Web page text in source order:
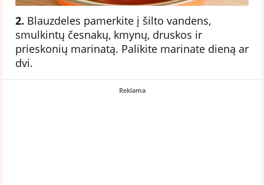
2. Blauzdeles pamerkite į šilto vandens,
smulkintų česnakų, kmynų, druskos ir
prieskonių marinatą. Palikite marinate dieną ar
dvi.
Reklama